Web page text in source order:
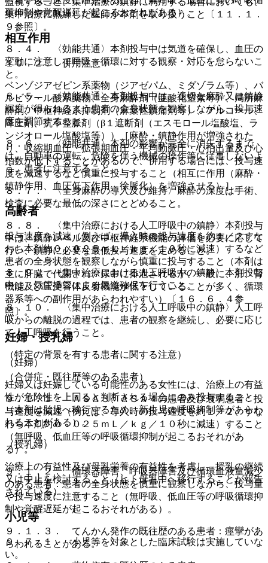
環抑制や覚醒遅延が起こるおそれがある）。
相互作用
１０．２． 併用注意：
ベンゾジアゼピン系薬物（ジアゼパム、ミダゾラム等）、バ
ルビツール酸系薬物、全身麻酔剤（亜酸化窒素等）、局所麻
酔剤、中枢神経系抑制剤（麻薬性鎮痛剤等）、アルコール、
降圧剤、抗不整脈剤（β１遮断剤（エスモロール塩酸塩、ラ
ンジオロール塩酸塩等））［麻酔・鎮静作用が増強された
り、収縮期血圧・拡張期血圧・平均動脈圧・心拍出量及び心
拍数が低下することがあるので、併用する場合には、投与速
度を減速するなど慎重に投与すること（相互に作用（麻酔・
鎮静作用、血圧低下作用、徐脈化）を増強させる）］。
高齢者
投与速度を減速（例えば、導入時の投与速度を約１／２すな
わち本剤約０．０２５ｍＬ／ｋｇ／１０秒に減速）するなど
患者の全身状態を観察しながら慎重に投与すること（本剤は
主に肝臓で代謝され、尿中に排泄されるが、一般に、肝、腎
機能及び圧受容体反射機能が低下していることが多く、循環
器系等への副作用があらわれやすい）〔１６．６．４参
照〕。
妊婦・授乳婦
（妊婦）
妊婦又は妊娠している可能性のある女性には、治療上の有益
性が危険性を上回ると判断される場合にのみ投与すること
（本剤は胎児へ移行するため、新生児の呼吸抑制等があらわ
れることがある）。
（授乳婦）
治療上の有益性及び母乳栄養の有益性を考慮し、授乳の継続
又は中止を検討すること（ヒト母乳中へ移行することが報告
されている）。
小児等
９．７．１． 小児等を対象とした臨床試験は実施していな
い。
集中治療に熟練した医師が本剤を取り扱うこと〔１１．１．
９参照〕。
８．４． 〈効能共通〉本剤投与中は気道を確保し、血圧の
変動に注意して呼吸・循環に対する観察・対応を怠らないこ
と。
８．５． 〈効能共通〉本剤投与中は、適切な麻酔又は鎮静
深度が得られるよう患者の全身状態を観察しながら、投与速
度を調節すること。
８．６． 〈効能共通〉本剤の影響が完全に消失するまで
は、自動車の運転、危険を伴う機械の操作等に従事しないよ
う、患者に注意すること。
８．７． 〈全身麻酔の導入及び維持〉麻酔の深度は手術、
検査に必要な最低の深さにとどめること。
８．８． 〈集中治療における人工呼吸中の鎮静〉本剤投与
中は、鎮静レベル及び中枢神経系機能の評価を必要に応じて
行い、鎮静に必要な最低投与速度を定めること。
８．９． 〈集中治療における人工呼吸中の鎮静〉本剤投与
中は、気管挿管による気道確保を行うこと。
８．１０． 〈集中治療における人工呼吸中の鎮静〉人工呼
吸からの離脱の過程では、患者の観察を継続し、必要に応じ
て人工呼吸を行うこと。
（特定の背景を有する患者に関する注意）
（合併症・既往歴等のある患者）
９．１．１． ＡＳＡ３、ＡＳＡ４の患者及び衰弱患者：投
与速度を減速（例えば、導入時の投与速度を約１／２、すな
わち本剤約０．０２５ｍＬ／ｋｇ／１０秒に減速）すること
（無呼吸、低血圧等の呼吸循環抑制が起こるおそれがあ
る）。
９．１．２． 循環器障害、呼吸器障害及び循環血液量減少
のある患者：患者の全身状態を慎重に観察しながら、投与量
や投与速度に注意すること（無呼吸、低血圧等の呼吸循環抑
制や覚醒遅延が起こるおそれがある）。
９．１．３． てんかん発作の既往歴のある患者：痙攣があ
らわれることがある。